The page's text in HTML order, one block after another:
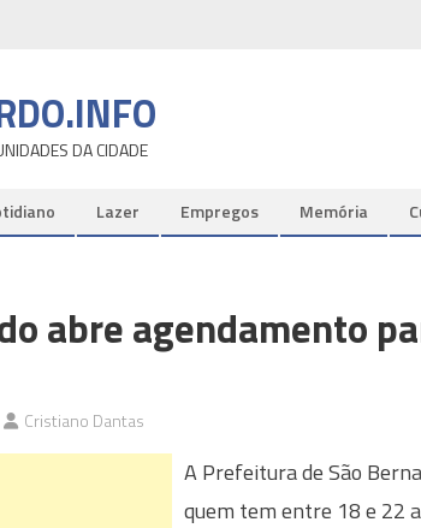
DA CIDADE
Lazer Empregos Memória
abre agendamento
Cristiano Dantas
A Prefeitura de São
quem tem entre 18 e 22